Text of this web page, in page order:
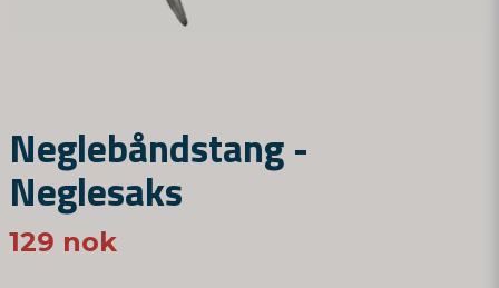
Neglebåndstang -
Neglesaks
129 nok